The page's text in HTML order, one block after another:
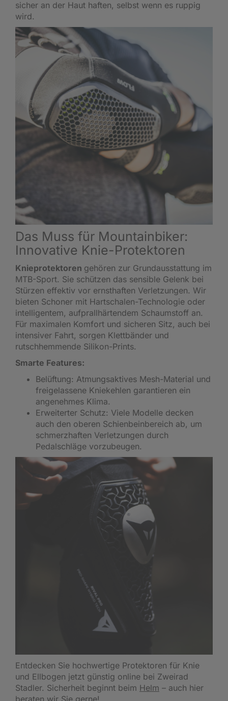
sicher an der Haut haften, selbst wenn es ruppig
wird.
Das Muss für Mountainbiker:
Innovative Knie-Protektoren
Knieprotektoren gehören zur Grundausstattung im
MTB-Sport. Sie schützen das sensible Gelenk bei
Stürzen effektiv vor ernsthaften Verletzungen. Wir
bieten Schoner mit Hartschalen-Technologie oder
intelligentem, aufprallhärtendem Schaumstoff an.
Für maximalen Komfort und sicheren Sitz, auch bei
intensiver Fahrt, sorgen Klettbänder und
rutschhemmende Silikon-Prints.
Smarte Features:
Belüftung: Atmungsaktives Mesh-Material und
freigelassene Kniekehlen garantieren ein
angenehmes Klima.
Erweiterter Schutz: Viele Modelle decken
auch den oberen Schienbeinbereich ab, um
schmerzhaften Verletzungen durch
Pedalschläge vorzubeugen.
Entdecken Sie hochwertige Protektoren für Knie
und Ellbogen jetzt günstig online bei Zweirad
Stadler. Sicherheit beginnt beim Helm – auch hier